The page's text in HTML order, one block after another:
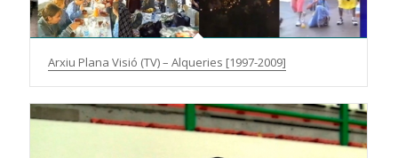
Arxiu Plana Visió (TV) – Alqueries [1997-2009]